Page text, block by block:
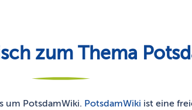
zum Thema
um PotsdamWiki. PotsdamWiki ist eine